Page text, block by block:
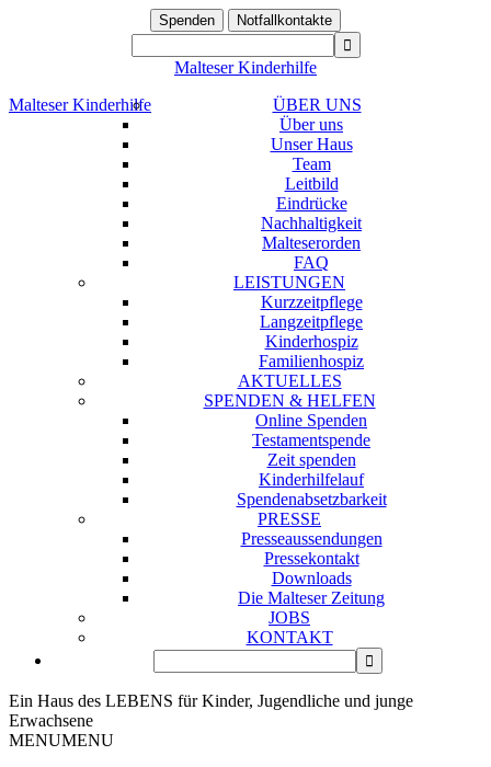
Spenden Notfallkontakte
Malteser Kinderhilfe
Malteser Kinderhilfe
ÜBER UNS
Über uns
Unser Haus
Team
Leitbild
Eindrücke
Nachhaltigkeit
Malteserorden
FAQ
LEISTUNGEN
Kurzzeitpflege
Langzeitpflege
Kinderhospiz
Familienhospiz
AKTUELLES
SPENDEN & HELFEN
Online Spenden
Testamentspende
Zeit spenden
Kinderhilfelauf
Spendenabsetzbarkeit
PRESSE
Presseaussendungen
Pressekontakt
Downloads
Die Malteser Zeitung
JOBS
KONTAKT
Ein Haus des LEBENS für Kinder, Jugendliche und junge
Erwachsene
MENUMENU